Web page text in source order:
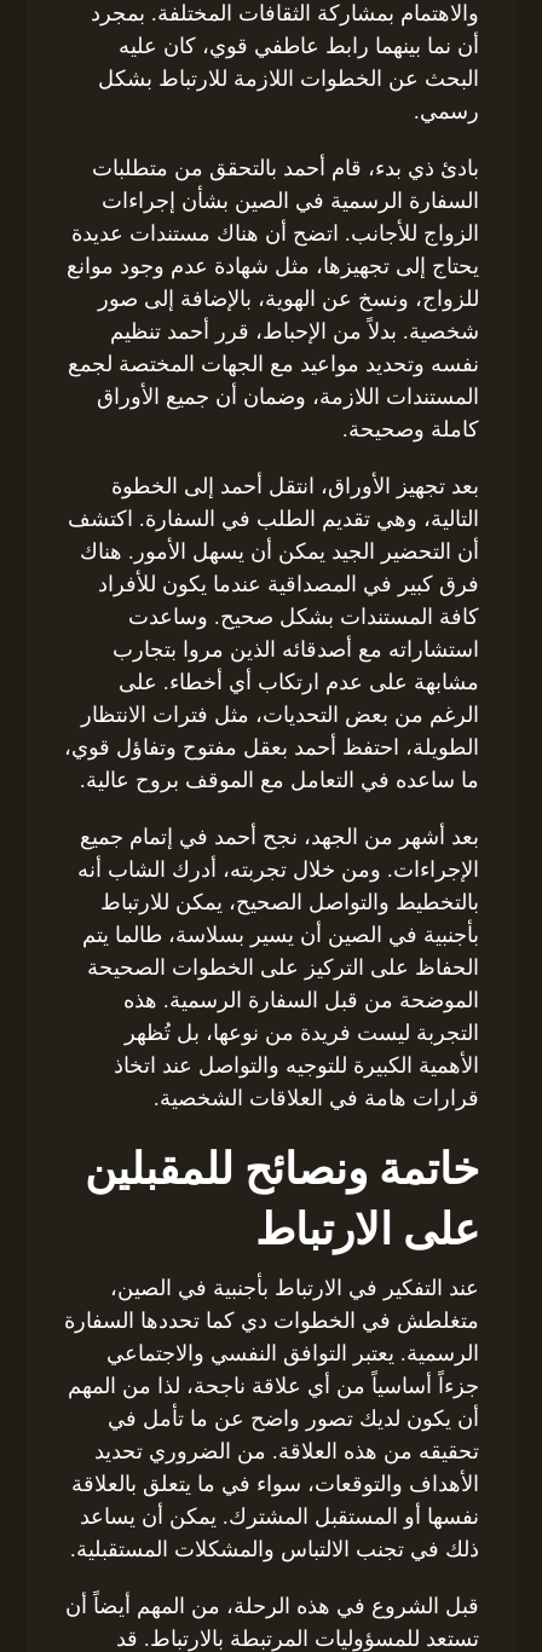
والاهتمام بمشاركة الثقافات المختلفة. بمجرد
أن نما بينهما رابط عاطفي قوي، كان عليه
البحث عن الخطوات اللازمة للارتباط بشكل
رسمي.
بادئ ذي بدء، قام أحمد بالتحقق من متطلبات
السفارة الرسمية في الصين بشأن إجراءات
الزواج للأجانب. اتضح أن هناك مستندات عديدة
يحتاج إلى تجهيزها، مثل شهادة عدم وجود موانع
للزواج، ونسخ عن الهوية، بالإضافة إلى صور
شخصية. بدلاً من الإحباط، قرر أحمد تنظيم
نفسه وتحديد مواعيد مع الجهات المختصة لجمع
المستندات اللازمة، وضمان أن جميع الأوراق
كاملة وصحيحة.
بعد تجهيز الأوراق، انتقل أحمد إلى الخطوة
التالية، وهي تقديم الطلب في السفارة. اكتشف
أن التحضير الجيد يمكن أن يسهل الأمور. هناك
فرق كبير في المصداقية عندما يكون للأفراد
كافة المستندات بشكل صحيح. وساعدت
استشاراته مع أصدقائه الذين مروا بتجارب
مشابهة على عدم ارتكاب أي أخطاء. على
الرغم من بعض التحديات، مثل فترات الانتظار
الطويلة، احتفظ أحمد بعقل مفتوح وتفاؤل قوي،
ما ساعده في التعامل مع الموقف بروح عالية.
بعد أشهر من الجهد، نجح أحمد في إتمام جميع
الإجراءات. ومن خلال تجربته، أدرك الشاب أنه
بالتخطيط والتواصل الصحيح، يمكن للارتباط
بأجنبية في الصين أن يسير بسلاسة، طالما يتم
الحفاظ على التركيز على الخطوات الصحيحة
الموضحة من قبل السفارة الرسمية. هذه
التجربة ليست فريدة من نوعها، بل تُظهر
الأهمية الكبيرة للتوجيه والتواصل عند اتخاذ
قرارات هامة في العلاقات الشخصية.
خاتمة ونصائح للمقبلين
على الارتباط
عند التفكير في الارتباط بأجنبية في الصين،
متغلطش في الخطوات دي كما تحددها السفارة
الرسمية. يعتبر التوافق النفسي والاجتماعي
جزءاً أساسياً من أي علاقة ناجحة، لذا من المهم
أن يكون لديك تصور واضح عن ما تأمل في
تحقيقه من هذه العلاقة. من الضروري تحديد
الأهداف والتوقعات، سواء في ما يتعلق بالعلاقة
نفسها أو المستقبل المشترك. يمكن أن يساعد
ذلك في تجنب الالتباس والمشكلات المستقبلية.
قبل الشروع في هذه الرحلة، من المهم أيضاً أن
تستعد للمسؤوليات المرتبطة بالارتباط. قد